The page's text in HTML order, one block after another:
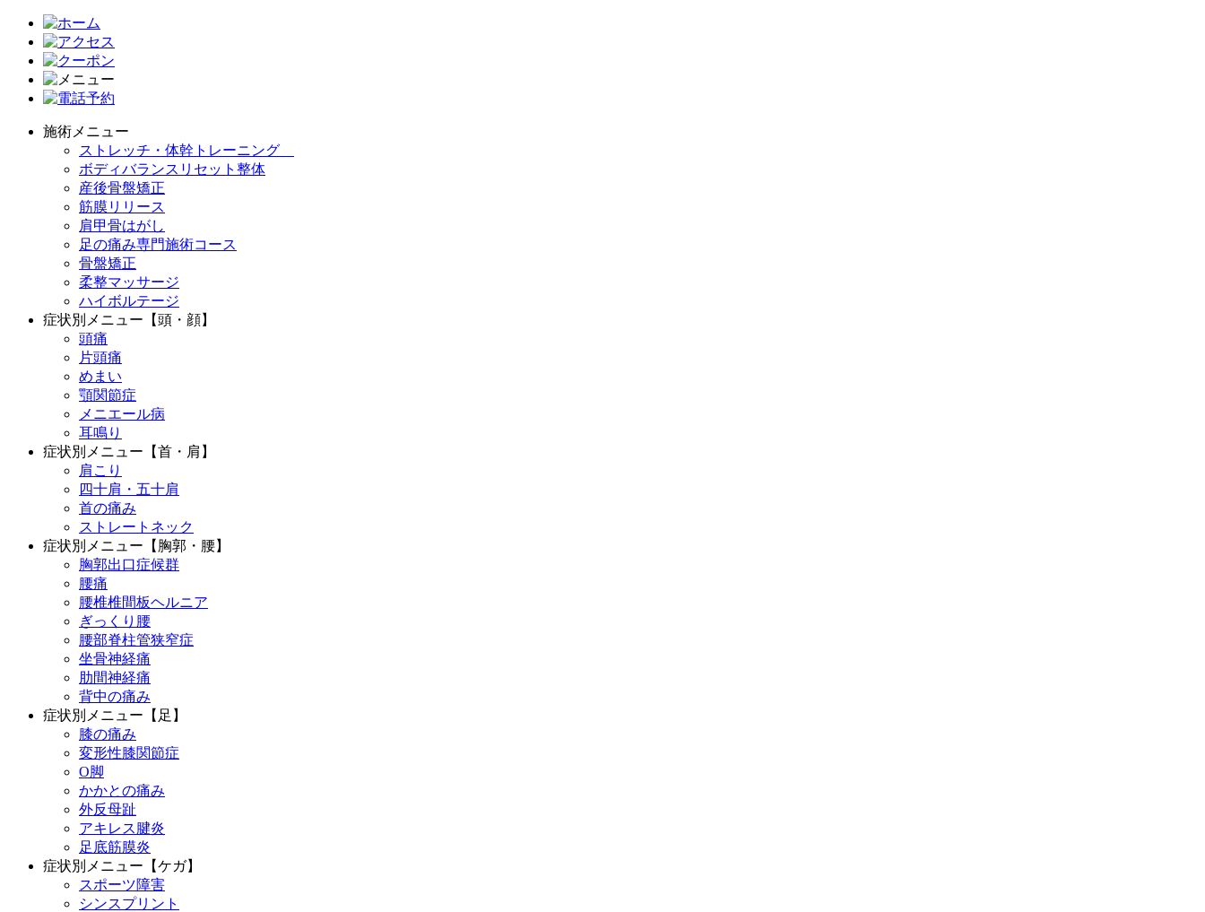
施術メニュー
ストレッチ・体幹トレーニング
ボディバランスリセット整体
産後骨盤矯正
筋膜リリース
肩甲骨はがし
足の痛み専門施術コース
骨盤矯正
柔整マッサージ
ハイボルテージ
症状別メニュー【頭・顔】
頭痛
片頭痛
めまい
顎関節症
メニエール病
耳鳴り
症状別メニュー【首・肩】
肩こり
四十肩・五十肩
首の痛み
ストレートネック
症状別メニュー【胸郭・腰】
胸郭出口症候群
腰痛
腰椎椎間板ヘルニア
ぎっくり腰
腰部脊柱管狭窄症
坐骨神経痛
肋間神経痛
背中の痛み
症状別メニュー【足】
膝の痛み
変形性膝関節症
O脚
かかとの痛み
外反母趾
アキレス腱炎
足底筋膜炎
症状別メニュー【ケガ】
スポーツ障害
シンスプリント